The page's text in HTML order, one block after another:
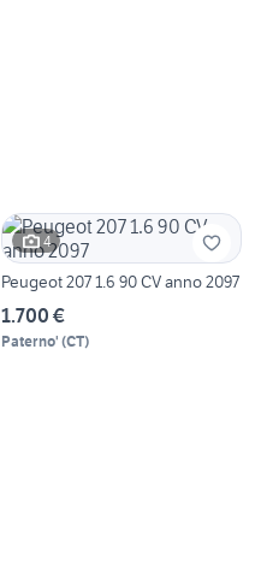
4
Peugeot 207 1.6 90 CV anno 2097
1.700 €
Paterno' (CT)